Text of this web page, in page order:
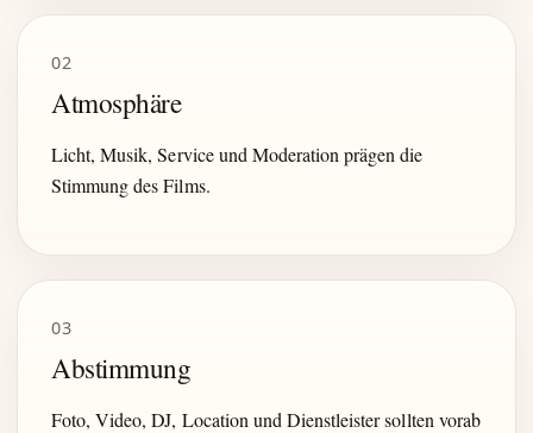
02
Atmosphäre
Licht, Musik, Service und Moderation prägen die
Stimmung des Films.
03
Abstimmung
Foto, Video, DJ, Location und Dienstleister sollten vorab